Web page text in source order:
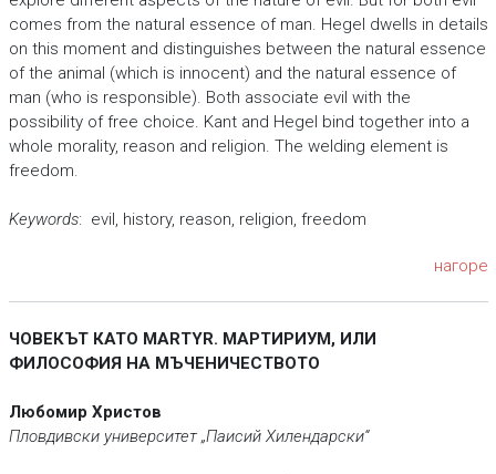
comes from the natural essence of man. Hegel dwells in details
on this moment and distinguishes between the natural essence
of the animal (which is innocent) and the natural essence of
man (who is responsible). Both associate evil with the
possibility of free choice. Kant and Hegel bind together into a
whole morality, reason and religion. The welding element is
freedom.
Keywords: evil, history, reason, religion, freedom
нагоре
ЧОВЕКЪТ КАТО MARTYR. МАРТИРИУМ, ИЛИ
ФИЛОСОФИЯ НА МЪЧЕНИЧЕСТВОТО
Любомир Христов
Пловдивски университет „Паисий Хилендарски“